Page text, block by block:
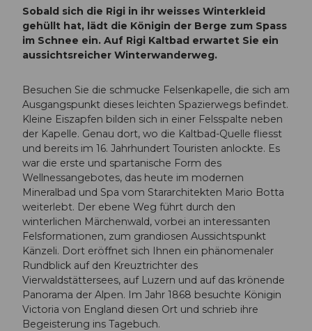
Sobald sich die Rigi in ihr weisses Winterkleid
gehüllt hat, lädt die Königin der Berge zum Spass
im Schnee ein. Auf Rigi Kaltbad erwartet Sie ein
aussichtsreicher Winterwanderweg.
Besuchen Sie die schmucke Felsenkapelle, die sich am
Ausgangspunkt dieses leichten Spazierwegs befindet.
Kleine Eiszapfen bilden sich in einer Felsspalte neben
der Kapelle. Genau dort, wo die Kaltbad-Quelle fliesst
und bereits im 16. Jahrhundert Touristen anlockte. Es
war die erste und spartanische Form des
Wellnessangebotes, das heute im modernen
Mineralbad und Spa vom Stararchitekten Mario Botta
weiterlebt. Der ebene Weg führt durch den
winterlichen Märchenwald, vorbei an interessanten
Felsformationen, zum grandiosen Aussichtspunkt
Känzeli. Dort eröffnet sich Ihnen ein phänomenaler
Rundblick auf den Kreuztrichter des
Vierwaldstättersees, auf Luzern und auf das krönende
Panorama der Alpen. Im Jahr 1868 besuchte Königin
Victoria von England diesen Ort und schrieb ihre
Begeisterung ins Tagebuch.